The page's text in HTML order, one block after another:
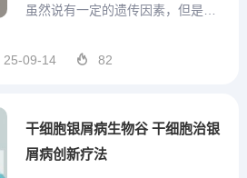
虽然说有一定的遗传因素，但是在
题，如果银屑病比较严重，成为红
部白蛋白数量降低，但是并不能够
通过血液检测出任何疾病，病原
体...
25-09-14 82
干细胞银屑病生物谷 干细胞治银
屑病创新疗法